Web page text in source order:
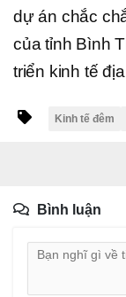
dự án chắc
của tỉnh Bình
triển kinh tế
Kinh tế đêm
Bình luận